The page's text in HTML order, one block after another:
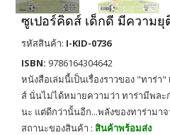
ซูเปอร์คิดส์ เด็กดี มีความยุ
รหัสสินค้า: I-KID-0736
ISBN: 9786164304642
หนังสือเล่มนี้เป็นเรื่องราวของ "ทาร่
ส์ นั่นไม่ได้หมายความว่า ทาร่ามีพล
นะ แต่ดีกว่านั้นอีก...พลังของทาร่ามา
สถานะของสินค้า : สินค้าพร้อมส่ง